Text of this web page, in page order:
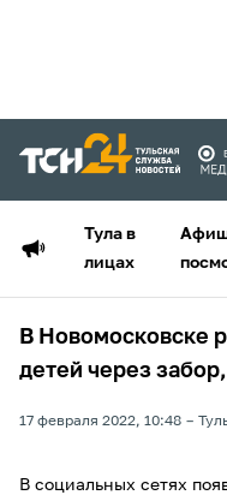
Тула в
лицах
В Новомосковске
детей через
17 февраля 2022, 10:48
В социальных сетях